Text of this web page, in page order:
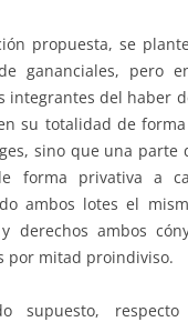
propuesta, se
gananciales, pero
integrantes del haber
su totalidad de
sino que una parte
forma privativa a
ambos lotes el
derechos ambos
por mitad proindiviso.
supuesto,